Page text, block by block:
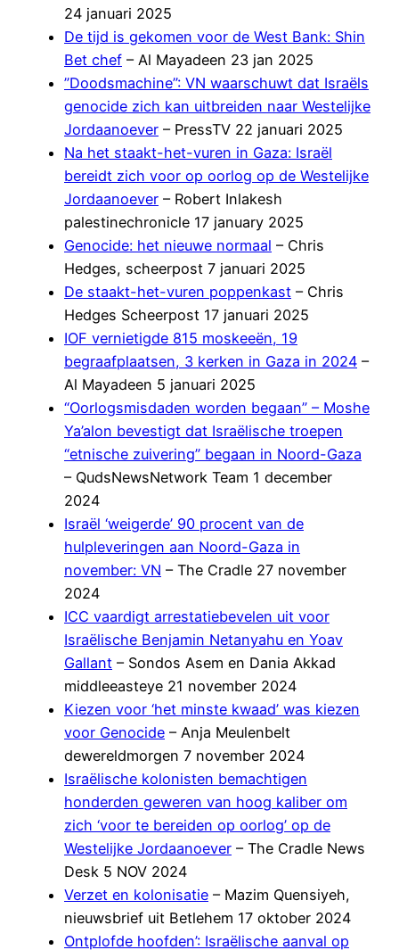
24 januari 2025
De tijd is gekomen voor de West Bank: Shin
Bet chef – Al Mayadeen 23 jan 2025
”Doodsmachine”: VN waarschuwt dat Israëls
genocide zich kan uitbreiden naar Westelijke
Jordaanoever – PressTV 22 januari 2025
Na het staakt-het-vuren in Gaza: Israël
bereidt zich voor op oorlog op de Westelijke
Jordaanoever – Robert Inlakesh
palestinechronicle 17 january 2025
Genocide: het nieuwe normaal – Chris
Hedges, scheerpost 7 januari 2025
De staakt-het-vuren poppenkast – Chris
Hedges Scheerpost 17 januari 2025
IOF vernietigde 815 moskeeën, 19
begraafplaatsen, 3 kerken in Gaza in 2024 –
Al Mayadeen 5 januari 2025
“Oorlogsmisdaden worden begaan” – Moshe
Ya’alon bevestigt dat Israëlische troepen
“etnische zuivering” begaan in Noord-Gaza
– QudsNewsNetwork Team 1 december
2024
Israël ‘weigerde’ 90 procent van de
hulpleveringen aan Noord-Gaza in
november: VN – The Cradle 27 november
2024
ICC vaardigt arrestatiebevelen uit voor
Israëlische Benjamin Netanyahu en Yoav
Gallant – Sondos Asem en Dania Akkad
middleeasteye 21 november 2024
Kiezen voor ‘het minste kwaad’ was kiezen
voor Genocide – Anja Meulenbelt
dewereldmorgen 7 november 2024
Israëlische kolonisten bemachtigen
honderden geweren van hoog kaliber om
zich ‘voor te bereiden op oorlog’ op de
Westelijke Jordaanoever – The Cradle News
Desk 5 NOV 2024
Verzet en kolonisatie – Mazim Quensiyeh,
nieuwsbrief uit Betlehem 17 oktober 2024
Ontplofde hoofden’: Israëlische aanval op